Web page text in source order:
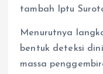
tambah Iptu
Menurutnya
bentuk deteksi
massa